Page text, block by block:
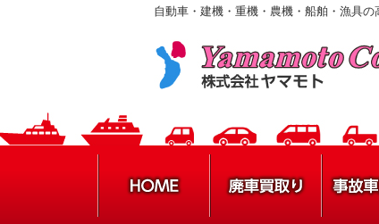
自動車・建機・重機・農機・船舶・漁具